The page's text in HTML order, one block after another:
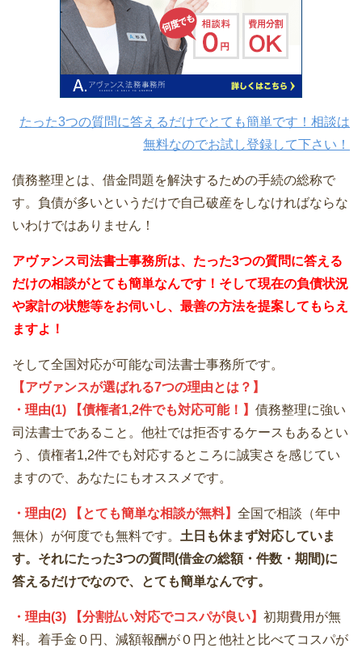
たった3つの質問に答えるだけでとても簡単です！相談は
無料なのでお試し登録して下さい！
債務整理とは、借金問題を解決するための手続の総称で
す。負債が多いというだけで自己破産をしなければならな
いわけではありません！
アヴァンス司法書士事務所は、 たった3つの質問に答える
だけの相談がとても簡単なんです！そして現在の負債状況
や家計の状態等をお伺いし、最善の方法を提案してもらえ
ますよ！
そして全国対応が可能な司法書士事務所です。
【アヴァンスが選ばれる7つの理由とは？】
・理由(1) 【債権者1,2件でも対応可能！】 債務整理に強い
司法書士であること。他社では拒否するケースもあるとい
う、債権者1,2件でも対応するところに誠実さを感じてい
ますので、あなたにもオススメです。
・理由(2) 【とても簡単な相談が無料】 全国で相談（年中
無休）が何度でも無料です。 土日も休まず対応していま
す。それにたった3つの質問(借金の総額・件数・期間)に
答えるだけでなので、とても簡単なんです。
・理由(3) 【分割払い対応でコスパが良い】 初期費用が無
料。着手金０円、減額報酬が０円と他社と比べてコスパが